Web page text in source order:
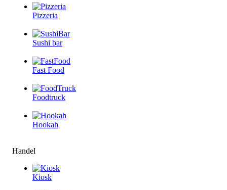
Pizzeria
Sushi bar
Fast Food
Foodtruck
Hookah
Handel
Kiosk